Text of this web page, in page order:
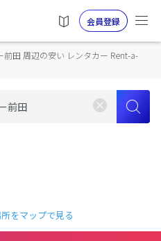
会員登録
田 周辺の安い レンタカー Rent-a-
をマップで見る